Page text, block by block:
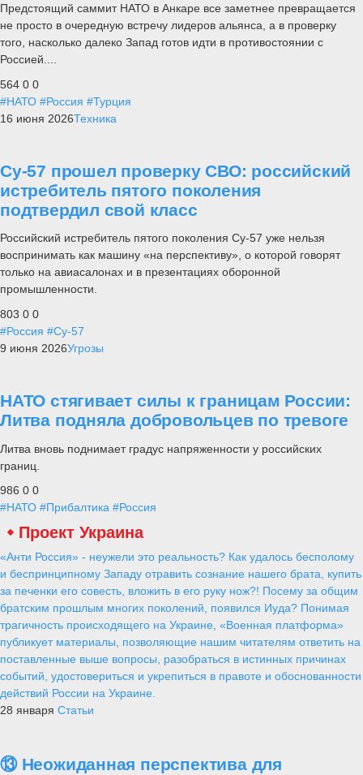
Предстоящий саммит НАТО в Анкаре все заметнее превращается
не просто в очередную встречу лидеров альянса, а в проверку
того, насколько далеко Запад готов идти в противостоянии с
Россией....
564 0 0
#НАТО #Россия #Турция
16 июня 2026Техника
Су-57 прошел проверку СВО: российский
истребитель пятого поколения
подтвердил свой класс
Российский истребитель пятого поколения Су-57 уже нельзя
воспринимать как машину «на перспективу», о которой говорят
только на авиасалонах и в презентациях оборонной
промышленности.
803 0 0
#Россия #Су-57
9 июня 2026Угрозы
НАТО стягивает силы к границам России:
Литва подняла добровольцев по тревоге
Литва вновь поднимает градус напряженности у российских
границ.
986 0 0
#НАТО #Прибалтика #Россия
Проект Украина
«Анти Россия» - неужели это реальность? Как удалось бесполому
и беспринципному Западу отравить сознание нашего брата, купить
за печенки его совесть, вложить в его руку нож?! Посему за общим
братским прошлым многих поколений, появился Иуда? Понимая
трагичность происходящего на Украине, «Военная платформа»
публикует материалы, позволяющие нашим читателям ответить на
поставленные выше вопросы, разобраться в истинных причинах
событий, удостовериться и укрепиться в правоте и обоснованности
действий России на Украине.
28 января Статьи
⑬ Неожиданная перспектива для